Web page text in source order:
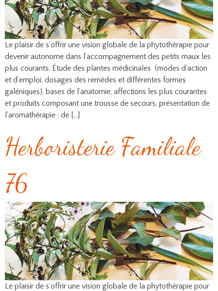
Le plaisir de s’offrir une vision globale de la phytothérapie pour
devenir autonome dans l’accompagnement des petits maux les
plus courants. Étude des plantes médicinales (modes d’action
et d’emploi, dosages des remèdes et différentes formes
galéniques), bases de l’anatomie, affections les plus courantes
et produits composant une trousse de secours, présentation de
l’aromathérapie : de […]
Herboristerie Familiale
76
Le plaisir de s’offrir une vision globale de la phytothérapie pour